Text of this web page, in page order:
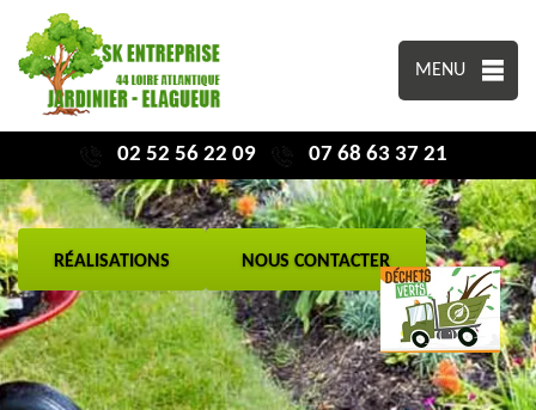
MENU
02 52 56 22 09 07 68 63 37 21
RÉALISATIONS NOUS CONTACTER